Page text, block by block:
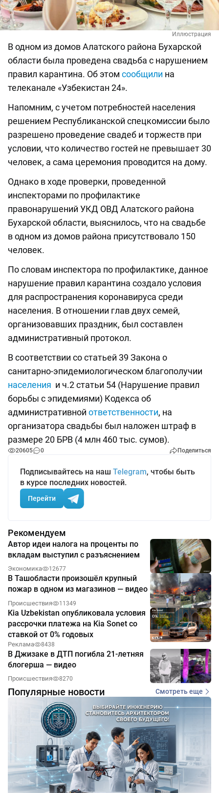
Иллюстрация
В одном из домов Алатского района Бухарской
области была проведена свадьба с нарушением
правил карантина. Об этом сообщили на
телеканале «Узбекистан 24».
Напомним, с учетом потребностей населения
решением Республиканской спецкомиссии было
разрешено проведение свадеб и торжеств при
условии, что количество гостей не превышает 30
человек, а сама церемония проводится на дому.
Однако в ходе проверки, проведенной
инспекторами по профилактике
правонарушений УКД ОВД Алатского района
Бухарской области, выяснилось, что на свадьбе
в одном из домов района присутствовало 150
человек.
По словам инспектора по профилактике, данное
нарушение правил карантина создало условия
для распространения коронавируса среди
населения. В отношении глав двух семей,
организовавших праздник, был составлен
административный протокол.
В соответствии со статьей 39 Закона о
санитарно-эпидемиологическом благополучии
населения и ч.2 статьи 54 (Нарушение правил
борьбы с эпидемиями) Кодекса об
административной ответственности, на
организатора свадьбы был наложен штраф в
размере 20 БРВ (4 млн 460 тыс. сумов).
20605 0 Поделиться
Подписывайтесь на наш Telegram, чтобы быть
в курсе последних новостей.
Перейти
Рекомендуем
Автор идеи налога на проценты по
вкладам выступил с разъяснением
Экономика 12677
В Ташобласти произошёл крупный
пожар в одном из магазинов — видео
Происшествия 11349
Kia Uzbekistan опубликовала условия
рассрочки платежа на Kia Sonet со
ставкой от 0% годовых
Реклама 8438
В Джизаке в ДТП погибла 21-летняя
блогерша — видео
Происшествия 8270
Популярные новости Смотреть еще